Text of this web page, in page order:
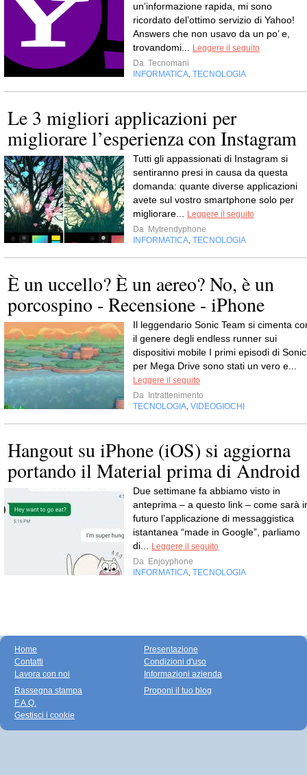
un’informazione rapida, mi sono
ricordato del’ottimo servizio di Yahoo!
Answers che non usavo da un po’ e,
trovandomi...
Leggere il seguito
Da Tecnomani
INFORMATICA TECNOLOGIA
Le 3 migliori applicazioni per
migliorare l’esperienza con Instagram
Tutti gli appassionati di Instagram si
sentiranno presi in causa da questa
domanda: quante diverse applicazioni
avete sul vostro smartphone solo per
migliorare...
Leggere il seguito
Da Mytrendyphone
INFORMATICA TECNOLOGIA
È un uccello? È un aereo? No, è un
porcospino - Recensione - iPhone
Il leggendario Sonic Team si cimenta
il genere degli endless runner sui
dispositivi mobile I primi episodi di Sonic
per Mega Drive sono stati un vero e...
Leggere il seguito
Da
Intrattenimento
TECNOLOGIA VIDEOGIOCHI
Hangout su iPhone (iOS) si aggiorna
portando il Material prima di Android
Due settimane fa abbiamo visto in
anteprima – a questo link – come sarà
futuro l’applicazione di messaggistica
istantanea “made in Google”, parliamo
di...
Leggere il seguito
Da Enjoyphone
INFORMATICA TECNOLOGIA
Home
Contatti
Lavora con noi
Presentazione
Condizioni d'uso
Informazioni azienda
Rassegna stampa
F.A.Q.
Gestisci i cookie
Proponi il tuo blog